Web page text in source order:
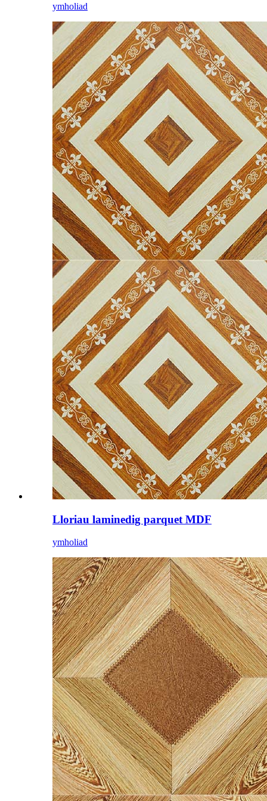
ymholiad
Lloriau laminedig parquet MDF
ymholiad